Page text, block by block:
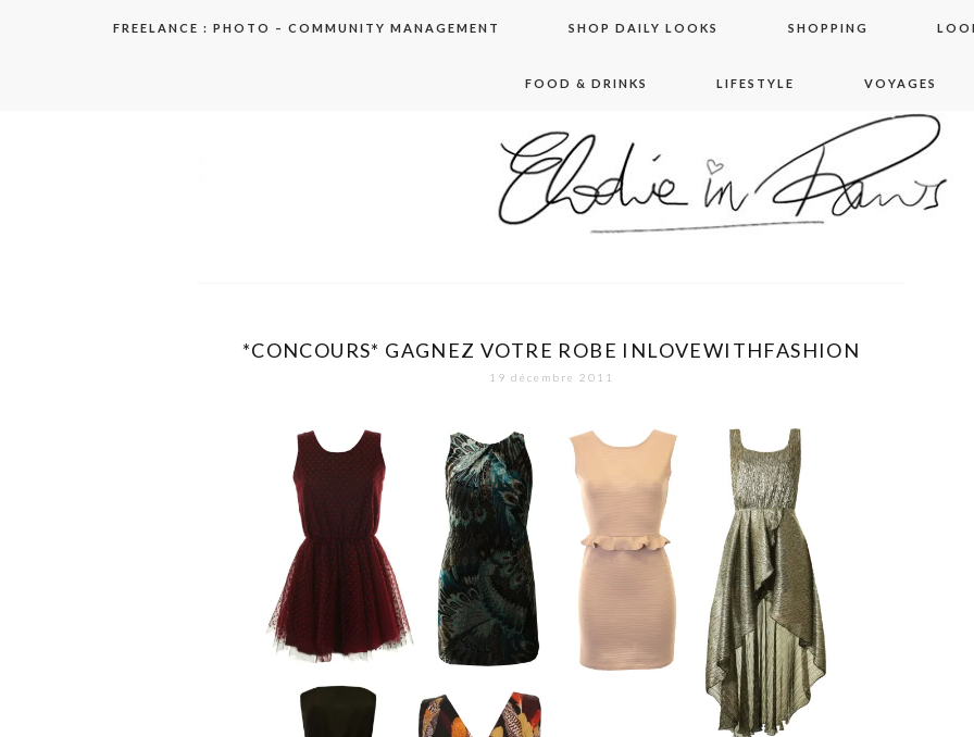
FREELANCE : PHOTO – COMMUNITY MANAGEMENT SHOP DAILY LOOKS SHOPPING
FOOD & DRINKS LIFESTYLE VOYAGES
elodie in paris
*CONCOURS* GAGNEZ VOTRE ROBE INLOVEWITHFASHION
19 décembre 2011